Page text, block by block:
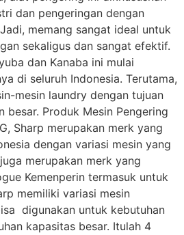
dan pengeringan dengan
memang sangat ideal untuk
sekaligus dan sangat efektif.
dan Kanaba ini mulai
di seluruh Indonesia. Terutama,
mesin laundry dengan tujuan
besar. Produk Mesin Pengering
Sharp merupakan merk yang
dengan variasi mesin yang
merupakan merk yang
Kemenperin termasuk untuk
memiliki variasi mesin
digunakan untuk kebutuhan
kapasitas besar. Itulah 4